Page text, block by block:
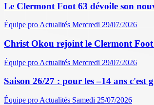
Le Clermont Foot 63 dévoile son
Équipe pro Actualités Mercredi 29/07/2026
Christ Okou rejoint le Clermont
Équipe pro Actualités Mercredi 29/07/2026
Saison 26/27 : pour les –14 ans c'est
Équipe pro Actualités Samedi 25/07/2026